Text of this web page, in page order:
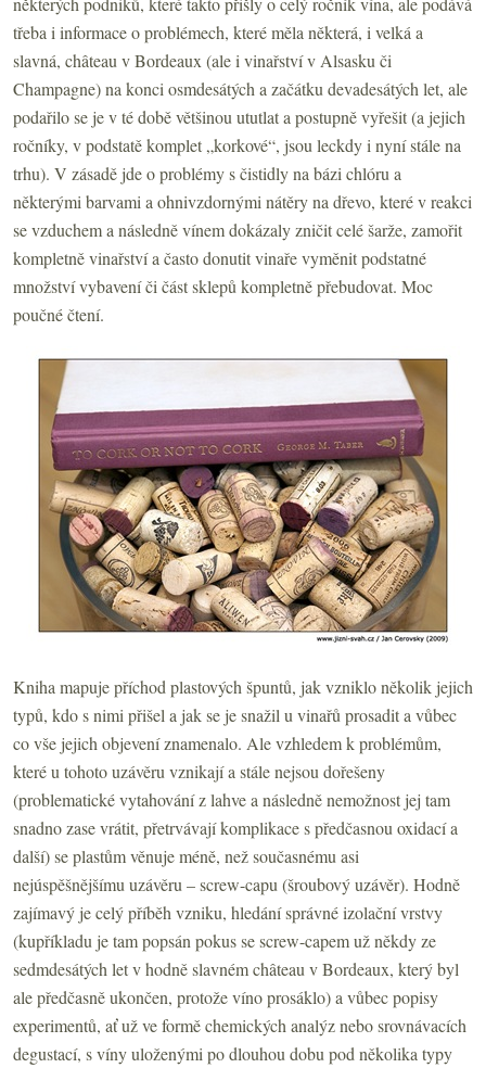
třeba i informace o problémech, které měla některá, i velká a
slavná, château v Bordeaux (ale i vinařství v Alsasku či
Champagne) na konci osmdesátých a začátku devadesátých let, ale
podařilo se je v té době většinou ututlat a postupně vyřešit (a jejich
ročníky, v podstatě komplet „korkové“, jsou leckdy i nyní stále na
trhu). V zásadě jde o problémy s čistidly na bázi chlóru a
některými barvami a ohnivzdornými nátěry na dřevo, které v reakci
se vzduchem a následně vínem dokázaly zničit celé šarže, zamořit
kompletně vinařství a často donutit vinaře vyměnit podstatné
množství vybavení či část sklepů kompletně přebudovat. Moc
poučné čtení.
Kniha mapuje příchod plastových špuntů, jak vzniklo několik jejich
typů, kdo s nimi přišel a jak se je snažil u vinařů prosadit a vůbec
co vše jejich objevení znamenalo. Ale vzhledem k problémům,
které u tohoto uzávěru vznikají a stále nejsou dořešeny
(problematické vytahování z lahve a následně nemožnost jej tam
snadno zase vrátit, přetrvávají komplikace s předčasnou oxidací a
další) se plastům věnuje méně, než současnému asi
nejúspěšnějšímu uzávěru – screw-capu (šroubový uzávěr). Hodně
zajímavý je celý příběh vzniku, hledání správné izolační vrstvy
(kupříkladu je tam popsán pokus se screw-capem už někdy ze
sedmdesátých let v hodně slavném château v Bordeaux, který byl
ale předčasně ukončen, protože víno prosáklo) a vůbec popisy
experimentů, ať už ve formě chemických analýz nebo srovnávacích
degustací, s víny uloženými po dlouhou dobu pod několika typy